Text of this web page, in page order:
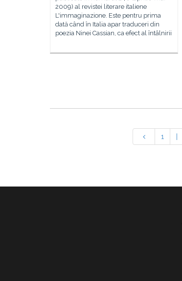
2009) al revistei literare italiene
L'immaginazione. Este pentru prima
dată când în Italia apar traduceri din
poezia Ninei Cassian, ca efect al întâlnirii
1